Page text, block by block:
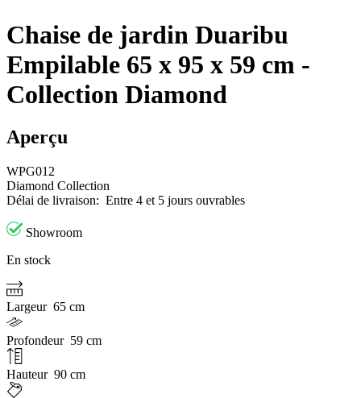
Chaise de jardin Duaribu
Empilable 65 x 95 x 59 cm -
Collection Diamond
Aperçu
WPG012
Diamond Collection
Délai de livraison: Entre 4 et 5 jours ouvrables
Showroom
En stock
Largeur 65 cm
Profondeur 59 cm
Hauteur 90 cm